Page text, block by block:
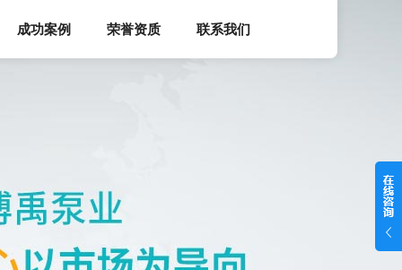
成功案例 荣誉资质 联系我们